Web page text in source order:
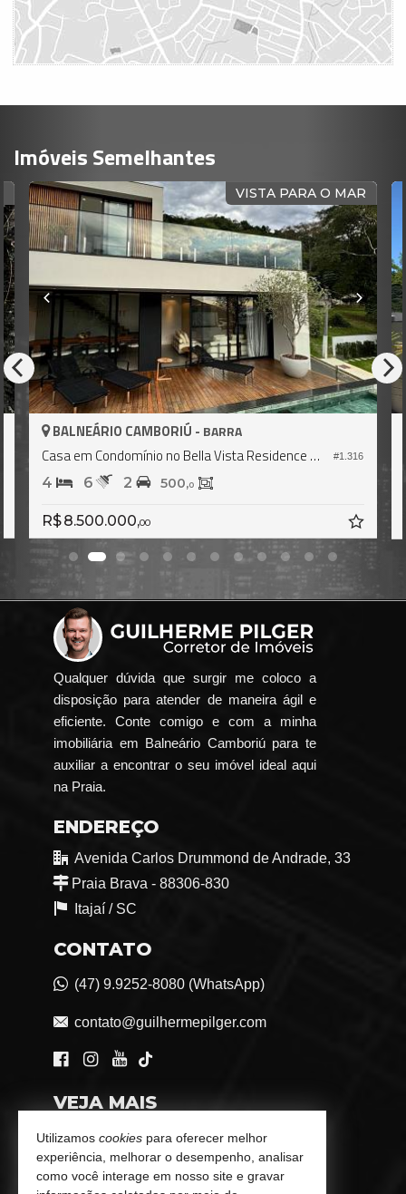
Imóveis Semelhantes
VISTA PARA O MAR
#1.316
BALNEÁRIO CAMBORIÚ - BARRA
Casa em Condomínio no Bella Vista Residence Club
4 6 2 500,0
R$ 8.500.000,00
Qualquer dúvida que surgir me coloco a
disposição para atender de maneira ágil e
eficiente. Conte comigo e com a minha
imobiliária em Balneário Camboriú para te
auxiliar a encontrar o seu imóvel ideal aqui
na Praia.
ENDEREÇO
Avenida Carlos Drummond de Andrade, 33
Praia Brava - 88306-830
Itajaí / SC
CONTATO
(47) 9.9252-8080 (WhatsApp)
contato@guilhermepilger.com
VEJA MAIS
Consultoria Imobiliária Personalizada
trabalhe conosco
Utilizamos cookies para oferecer melhor
experiência, melhorar o desempenho, analisar
como você interage em nosso site e gravar